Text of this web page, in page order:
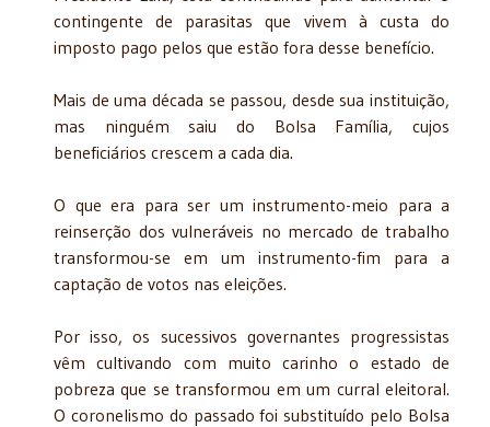
contingente de parasitas que vivem à custa do
imposto pago pelos que estão fora desse benefício.
Mais de uma década se passou, desde sua instituição,
mas ninguém saiu do Bolsa Família, cujos
beneficiários crescem a cada dia.
O que era para ser um instrumento-meio para a
reinserção dos vulneráveis no mercado de trabalho
transformou-se em um instrumento-fim para a
captação de votos nas eleições.
Por isso, os sucessivos governantes progressistas
vêm cultivando com muito carinho o estado de
pobreza que se transformou em um curral eleitoral.
O coronelismo do passado foi substituído pelo Bolsa